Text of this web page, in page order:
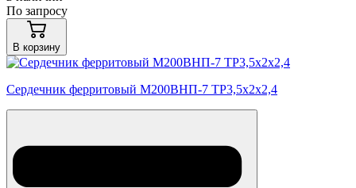
По запросу
В корзину
Сердечник ферритовый М200ВНП-7 ТР3,5х2х2,4